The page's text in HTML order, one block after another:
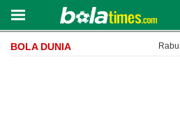
BOLA DUNIA